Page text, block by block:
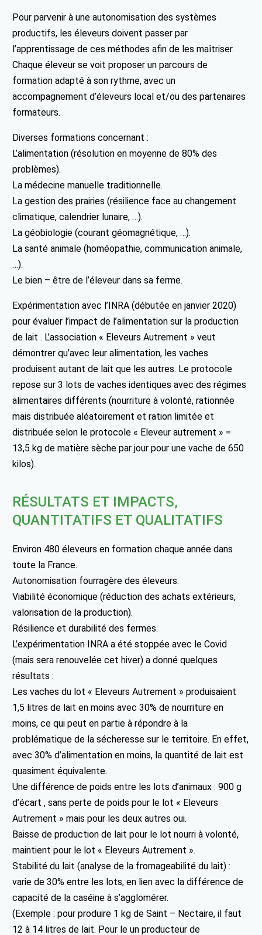
Pour parvenir à une autonomisation des systèmes
productifs, les éleveurs doivent passer par
l’apprentissage de ces méthodes afin de les maîtriser.
Chaque éleveur se voit proposer un parcours de
formation adapté à son rythme, avec un
accompagnement d’éleveurs local et/ou des partenaires
formateurs.
Diverses formations concernant :
L’alimentation (résolution en moyenne de 80% des
problèmes).
La médecine manuelle traditionnelle.
La gestion des prairies (résilience face au changement
climatique, calendrier lunaire, …).
La géobiologie (courant géomagnétique, …).
La santé animale (homéopathie, communication animale,
…).
Le bien – être de l’éleveur dans sa ferme.
Expérimentation avec l’INRA (débutée en janvier 2020)
pour évaluer l’impact de l’alimentation sur la production
de lait . L’association « Eleveurs Autrement » veut
démontrer qu’avec leur alimentation, les vaches
produisent autant de lait que les autres. Le protocole
repose sur 3 lots de vaches identiques avec des régimes
alimentaires différents (nourriture à volonté, rationnée
mais distribuée aléatoirement et ration limitée et
distribuée selon le protocole « Eleveur autrement » =
13,5 kg de matière sèche par jour pour une vache de 650
kilos).
RÉSULTATS ET IMPACTS,
QUANTITATIFS ET QUALITATIFS
Environ 480 éleveurs en formation chaque année dans
toute la France.
Autonomisation fourragère des éleveurs.
Viabilité économique (réduction des achats extérieurs,
valorisation de la production).
Résilience et durabilité des fermes.
L’expérimentation INRA a été stoppée avec le Covid
(mais sera renouvelée cet hiver) a donné quelques
résultats :
Les vaches du lot « Eleveurs Autrement » produisaient
1,5 litres de lait en moins avec 30% de nourriture en
moins, ce qui peut en partie à répondre à la
problématique de la sécheresse sur le territoire. En effet,
avec 30% d’alimentation en moins, la quantité de lait est
quasiment équivalente.
Une différence de poids entre les lots d’animaux : 900 g
d’écart , sans perte de poids pour le lot « Eleveurs
Autrement » mais pour les deux autres oui.
Baisse de production de lait pour le lot nourri à volonté,
maintient pour le lot « Eleveurs Autrement ».
Stabilité du lait (analyse de la fromageabilité du lait) :
varie de 30% entre les lots, en lien avec la différence de
capacité de la caséine à s’agglomérer.
(Exemple : pour produire 1 kg de Saint – Nectaire, il faut
12 à 14 litres de lait. Pour le un producteur de